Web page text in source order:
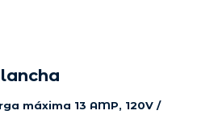
máxima 13 AMP, 120V /